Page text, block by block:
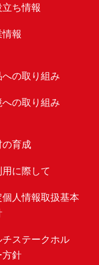
立ち情報
報
への取り組み
への取り組み
の育成
用に際して
個人情報取扱基本
チステークホル
方針